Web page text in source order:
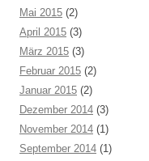
Mai 2015 (2)
April 2015 (3)
März 2015 (3)
Februar 2015 (2)
Januar 2015 (2)
Dezember 2014 (3)
November 2014 (1)
September 2014 (1)